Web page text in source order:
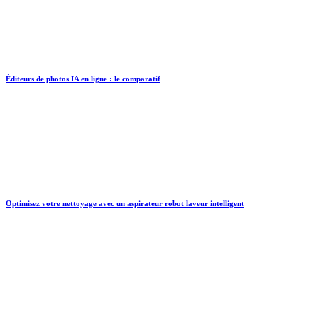
Éditeurs de photos IA en ligne : le comparatif
Optimisez votre nettoyage avec un aspirateur robot laveur intelligent